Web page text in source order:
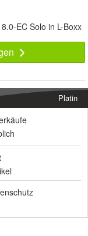
EC Solo in L-Boxx
Platin